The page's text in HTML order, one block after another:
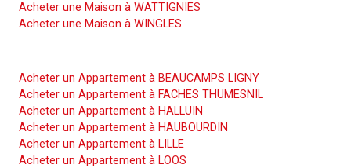
Acheter une Maison à WATTIGNIES
Acheter une Maison à WINGLES
Acheter un Appartement à BEAUCAMPS LIGNY
Acheter un Appartement à FACHES THUMESNIL
Acheter un Appartement à HALLUIN
Acheter un Appartement à HAUBOURDIN
Acheter un Appartement à LILLE
Acheter un Appartement à LOOS